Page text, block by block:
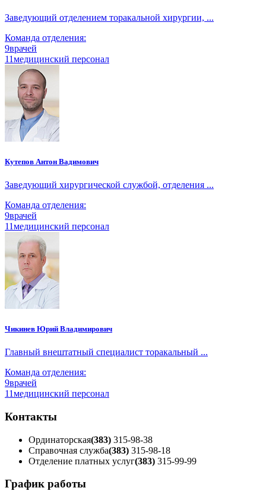
Заведующий отделением торакальной хирургии, ...
Команда отделения:
9врачей
11медицинский персонал
Кутепов Антон Вадимович
Заведующий хирургической службой, отделения ...
Команда отделения:
9врачей
11медицинский персонал
Чикинев Юрий Владимирович
Главный внештатный специалист торакальный ...
Команда отделения:
9врачей
11медицинский персонал
Контакты
Ординаторская(383) 315-98-38
Справочная служба(383) 315-98-18
Отделение платных услуг(383) 315-99-99
График работы